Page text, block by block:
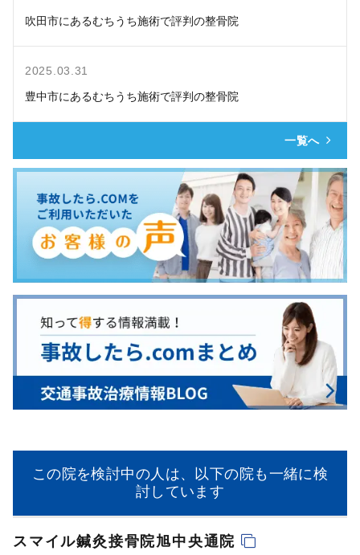
吹田市にあるむちうち施術で評判の整骨院
2025.03.31
豊中市にあるむちうち施術で評判の整骨院
一覧へ
この院を検討中の人は、以下の院も一緒に検
討しています
スマイル鍼灸接骨院旭中央通院